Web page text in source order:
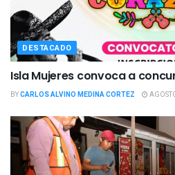
DESTACADO
Isla Mujeres convoca a
BYCARLOS ALVINO MEDINA CORTEZ